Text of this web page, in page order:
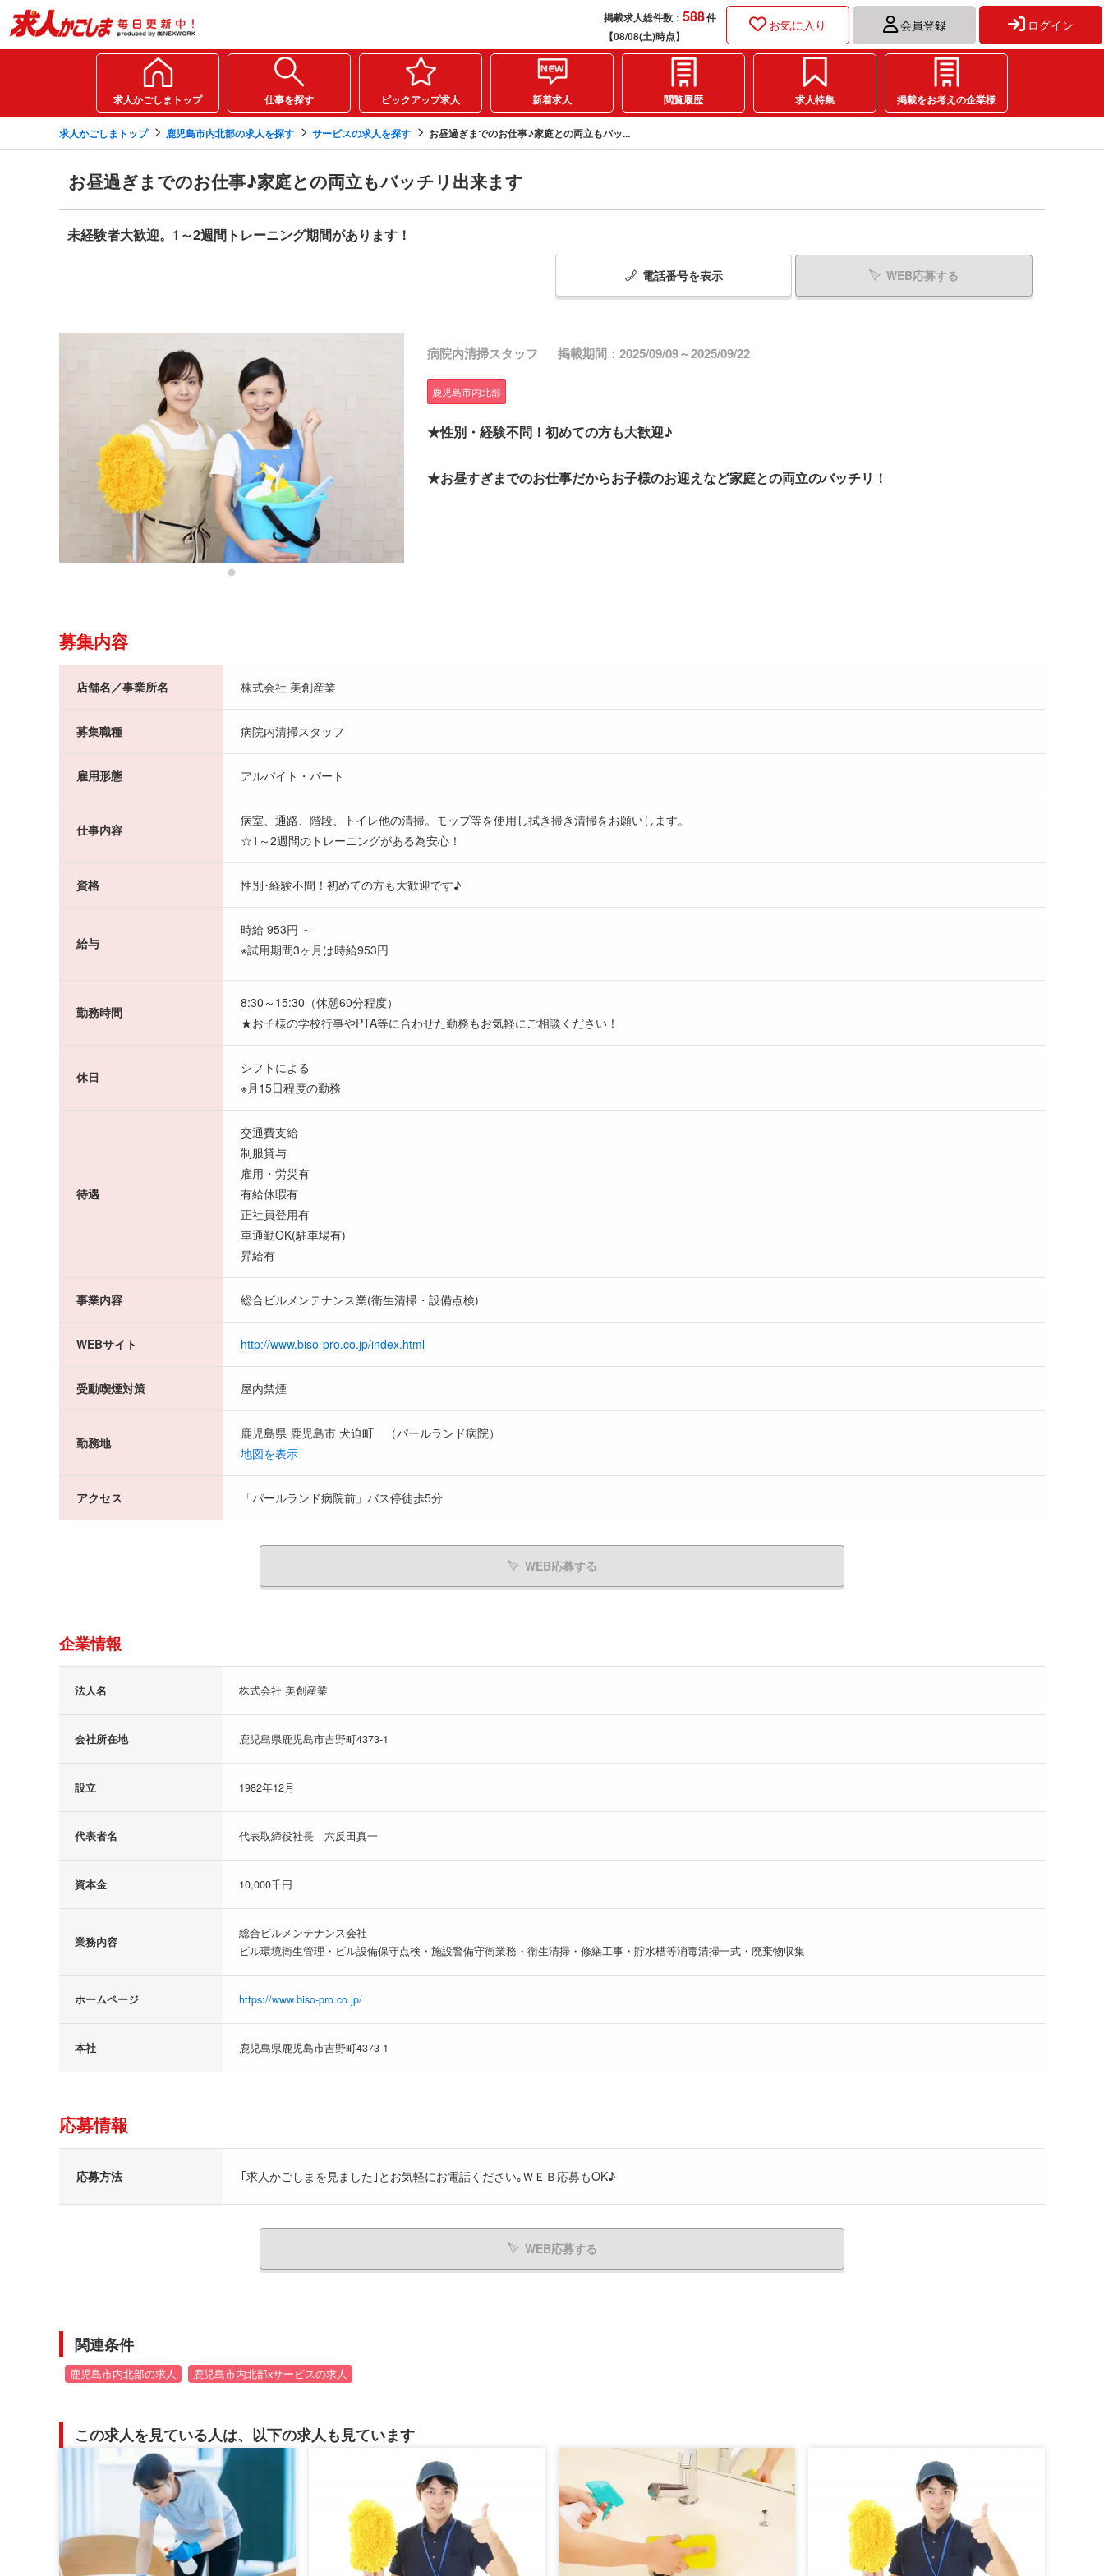
掲載求人総件数： 588件
【08/08(土)時点】
お気に入り 会員登録 ログイン
求人かごしまトップ 仕事を探す ピックアップ求人 新着求人 閲覧履歴 求人特集 掲載をお考えの企業様
求人かごしまトップ 鹿児島市内北部の求人を探す サービスの求人を探す お昼過ぎまでのお仕事♪家庭との両立もバッ...
お昼過ぎまでのお仕事♪家庭との両立もバッチリ出来ます
未経験者大歓迎。1～2週間トレーニング期間があります！
電話番号を表示 WEB応募する
病院内清掃スタッフ 掲載期間：2025/09/09～2025/09/22
鹿児島市内北部
★性別・経験不問！初めての方も大歓迎♪
★お昼すぎまでのお仕事だからお子様のお迎えなど家庭との両立のバッチリ！
募集内容
店舗名／事業所名 株式会社 美創産業
募集職種 病院内清掃スタッフ
雇用形態 アルバイト・パート
仕事内容
病室、通路、階段、トイレ他の清掃。モップ等を使用し拭き掃き清掃をお願いします。
☆1～2週間のトレーニングがある為安心！
資格 性別･経験不問！初めての方も大歓迎です♪
給与
時給 953円 ～
※試用期間3ヶ月は時給953円
勤務時間
8:30～15:30（休憩60分程度）
★お子様の学校行事やPTA等に合わせた勤務もお気軽にご相談ください！
休日
シフトによる
※月15日程度の勤務
待遇
交通費支給
制服貸与
雇用・労災有
有給休暇有
正社員登用有
車通勤OK(駐車場有)
昇給有
事業内容 総合ビルメンテナンス業(衛生清掃・設備点検)
WEBサイト http://www.biso-pro.co.jp/index.html
受動喫煙対策 屋内禁煙
勤務地
鹿児島県 鹿児島市 犬迫町 （パールランド病院）
地図を表示
アクセス 「パールランド病院前」バス停徒歩5分
WEB応募する
企業情報
法人名 株式会社 美創産業
会社所在地 鹿児島県鹿児島市吉野町4373-1
設立 1982年12月
代表者名 代表取締役社長 六反田真一
資本金 10,000千円
業務内容
総合ビルメンテナンス会社
ビル環境衛生管理・ビル設備保守点検・施設警備守衛業務・衛生清掃・修繕工事・貯水槽等消毒清掃一式・廃棄物収集
ホームページ https://www.biso-pro.co.jp/
本社 鹿児島県鹿児島市吉野町4373-1
応募情報
応募方法 ｢求人かごしまを見ました｣とお気軽にお電話ください｡ＷＥＢ応募もOK♪
WEB応募する
関連条件
鹿児島市内北部の求人 鹿児島市内北部xサービスの求人
この求人を見ている人は、以下の求人も見ています